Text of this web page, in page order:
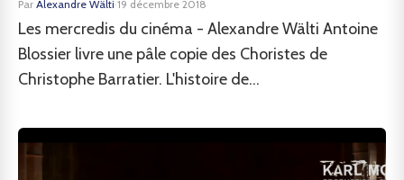
Par Alexandre Wälti·19 décembre 2018
Les mercredis du cinéma - Alexandre Wälti Antoine
Blossier livre une pâle copie des Choristes de
Christophe Barratier. L'histoire de...